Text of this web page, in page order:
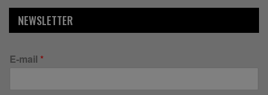
NEWSLETTER
E-mail *